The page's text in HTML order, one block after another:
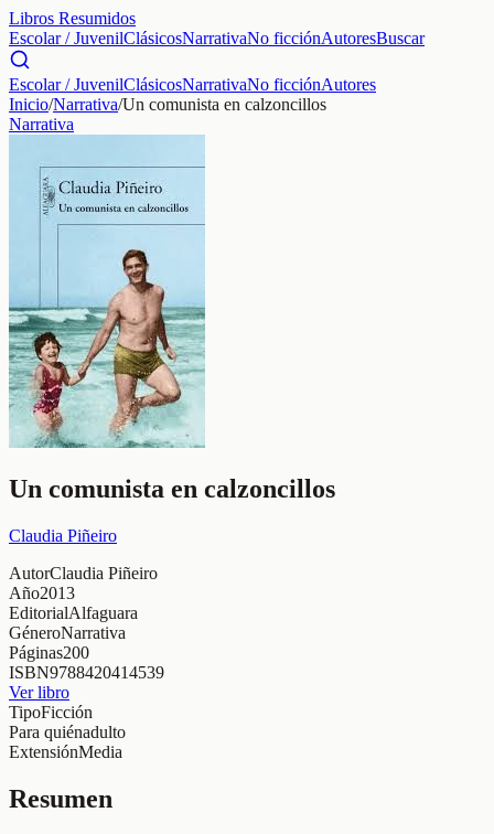
Libros Resumidos
Escolar / JuvenilClásicosNarrativaNo ficciónAutoresBuscar
Escolar / JuvenilClásicosNarrativaNo ficciónAutores
Inicio/Narrativa/Un comunista en calzoncillos
Narrativa
Un comunista en calzoncillos
Claudia Piñeiro
AutorClaudia Piñeiro
Año2013
EditorialAlfaguara
GéneroNarrativa
Páginas200
ISBN9788420414539
Ver libro
TipoFicción
Para quiénadulto
ExtensiónMedia
Resumen